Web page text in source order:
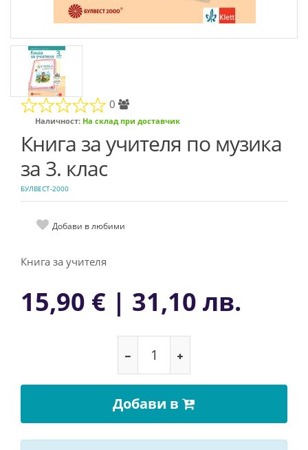
0
Наличност: На склад при доставчик
Книга за учителя по музика
за 3. клас
БУЛВЕСТ-2000
Добави в любими
Книга за учителя
15,90 € | 31,10 лв.
Добави в